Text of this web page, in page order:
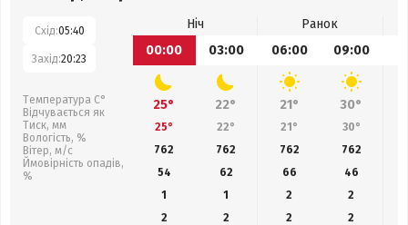
Схід:05:40
Захід:20:23
Температура С°
Відчувається як
Тиск, мм
Вологість, %
Вітер, м/с
Ймовірність опадів,
%
Ніч
Ранок
00:00
03:00 06:00 09:00
25° 22° 21° 30°
25° 22° 21° 30°
762
762 762 762
54
62 66
46
1
1 2
2
2
2 2 2